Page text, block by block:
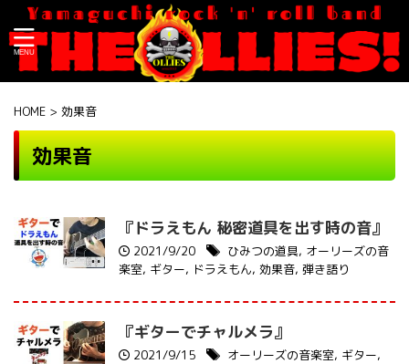
HOME > 効果音
効果音
『ドラえもん 秘密道具を出す時の音』
2021/9/20 ひみつの道具, オーリーズの音
楽室, ギター, ドラえもん, 効果音, 弾き語り
『ギターでチャルメラ』
2021/9/15 オーリーズの音楽室, ギター,